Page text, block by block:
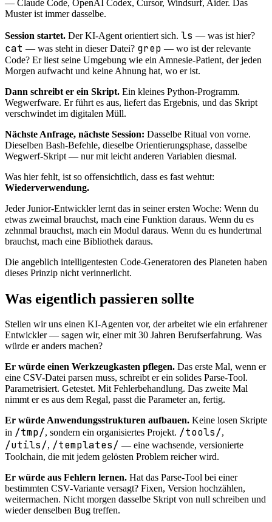
— Claude Code, OpenAI Codex, Cursor, Windsurf, Aider. Das
Muster ist immer dasselbe.
Session startet. Der KI-Agent orientiert sich. ls — was ist hier?
cat — was steht in dieser Datei? grep — wo ist der relevante
Code? Er liest seine Umgebung wie ein Amnesie-Patient, der jeden
Morgen aufwacht und keine Ahnung hat, wo er ist.
Dann schreibt er ein Skript. Ein kleines Python-Programm.
Wegwerfware. Er führt es aus, liefert das Ergebnis, und das Skript
verschwindet im digitalen Müll.
Nächste Anfrage, nächste Session: Dasselbe Ritual von vorne.
Dieselben Bash-Befehle, dieselbe Orientierungsphase, dasselbe
Wegwerf-Skript — nur mit leicht anderen Variablen diesmal.
Was hier fehlt, ist so offensichtlich, dass es fast wehtut:
Wiederverwendung.
Jeder Junior-Entwickler lernt das in seiner ersten Woche: Wenn du
etwas zweimal brauchst, mach eine Funktion daraus. Wenn du es
zehnmal brauchst, mach ein Modul daraus. Wenn du es hundertmal
brauchst, mach eine Bibliothek daraus.
Die angeblich intelligentesten Code-Generatoren des Planeten haben
dieses Prinzip nicht verinnerlicht.
Was eigentlich passieren sollte
Stellen wir uns einen KI-Agenten vor, der arbeitet wie ein erfahrener
Entwickler — sagen wir, einer mit 30 Jahren Berufserfahrung. Was
würde er anders machen?
Er würde einen Werkzeugkasten pflegen. Das erste Mal, wenn er
eine CSV-Datei parsen muss, schreibt er ein solides Parse-Tool.
Parametrisiert. Getestet. Mit Fehlerbehandlung. Das zweite Mal
nimmt er es aus dem Regal, passt die Parameter an, fertig.
Er würde Anwendungsstrukturen aufbauen. Keine losen Skripte
in /tmp/, sondern ein organisiertes Projekt. /tools/,
/utils/, /templates/ — eine wachsende, versionierte
Toolchain, die mit jedem gelösten Problem reicher wird.
Er würde aus Fehlern lernen. Hat das Parse-Tool bei einer
bestimmten CSV-Variante versagt? Fixen, Version hochzählen,
weitermachen. Nicht morgen dasselbe Skript von null schreiben und
wieder denselben Bug treffen.